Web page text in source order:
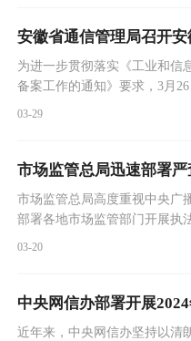
为进一步贯彻落实《工业和信
备案工作的通知》要求，3月
话，重点接入服务商负责人参
03-29
市场监管总局高度重视中央广
部署各地市场监管部门开展执
03-20
中央网信办部署开展
近年来，中央网信办坚持以清